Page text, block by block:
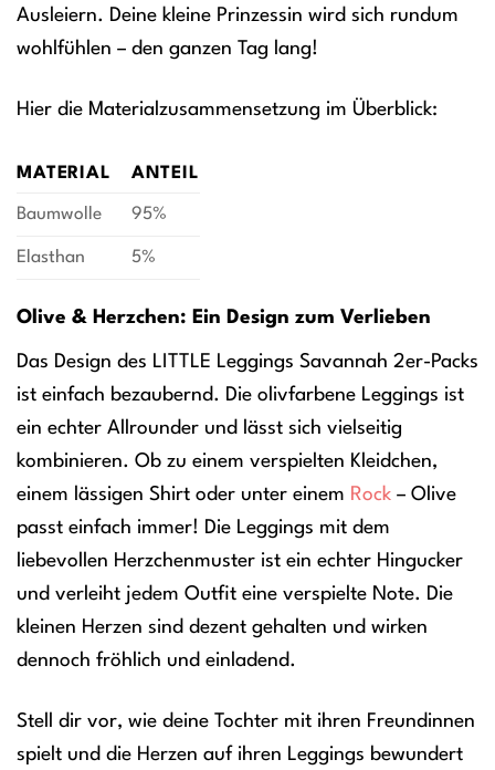
Ausleiern. Deine kleine Prinzessin wird sich rundum
wohlfühlen – den ganzen Tag lang!
Hier die Materialzusammensetzung im Überblick:
MATERIAL ANTEIL
Baumwolle 95%
Elasthan 5%
Olive & Herzchen: Ein Design zum Verlieben
Das Design des LITTLE Leggings Savannah 2er-Packs
ist einfach bezaubernd. Die olivfarbene Leggings ist
ein echter Allrounder und lässt sich vielseitig
kombinieren. Ob zu einem verspielten Kleidchen,
einem lässigen Shirt oder unter einem Rock – Olive
passt einfach immer! Die Leggings mit dem
liebevollen Herzchenmuster ist ein echter Hingucker
und verleiht jedem Outfit eine verspielte Note. Die
kleinen Herzen sind dezent gehalten und wirken
dennoch fröhlich und einladend.
Stell dir vor, wie deine Tochter mit ihren Freundinnen
spielt und die Herzen auf ihren Leggings bewundert